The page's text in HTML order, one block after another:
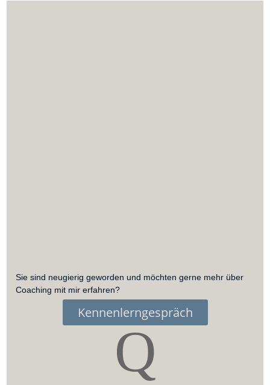
Sie sind neugierig geworden und möchten gerne mehr über
Coaching mit mir erfahren?
Kennenlerngespräch
Q